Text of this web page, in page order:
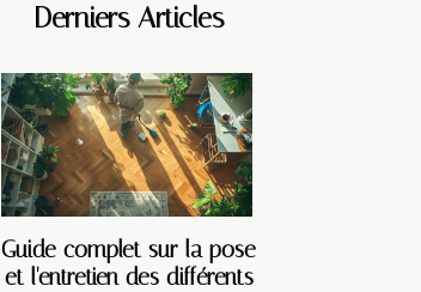
Derniers Articles
Guide complet sur la pose
et l'entretien des différents